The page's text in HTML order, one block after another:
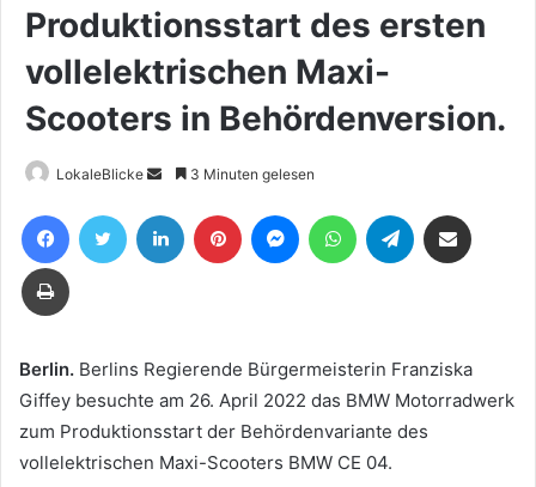
Produktionsstart des ersten
vollelektrischen Maxi-
Scooters in Behördenversion.
LokaleBlicke
Sende
eine
E-
3 Minuten gelesen
FacebookTwitter LinkedIn Pinterest MessengerWhatsAppTelegram
Drucken
Berlin. Berlins Regierende Bürgermeisterin Franziska
Giffey besuchte am 26. April 2022 das BMW Motorradwerk
zum Produktionsstart der Behördenvariante des
vollelektrischen Maxi-Scooters BMW CE 04.